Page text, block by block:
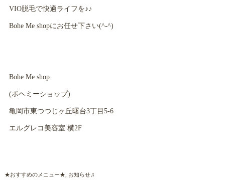
VIO脱毛で快適ライフを♪♪
Bohe Me shopにお任せ下さい(^-^)
Bohe Me shop
(ボヘミーショップ)
亀岡市東つつじヶ丘曙台3丁目5-6
エルグレコ美容室 横2F
★おすすめのメニュー★ お知らせ♫